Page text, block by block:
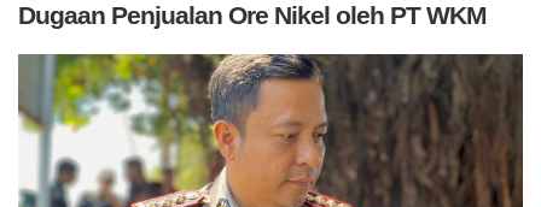
Dugaan Penjualan Ore Nikel oleh PT WKM